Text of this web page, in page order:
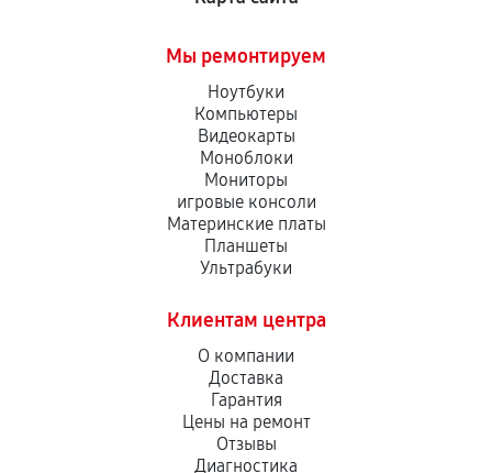
Мы ремонтируем
Ноутбуки
Компьютеры
Видеокарты
Моноблоки
Мониторы
игровые консоли
Материнские платы
Планшеты
Ультрабуки
Клиентам центра
О компании
Доставка
Гарантия
Цены на ремонт
Отзывы
Диагностика